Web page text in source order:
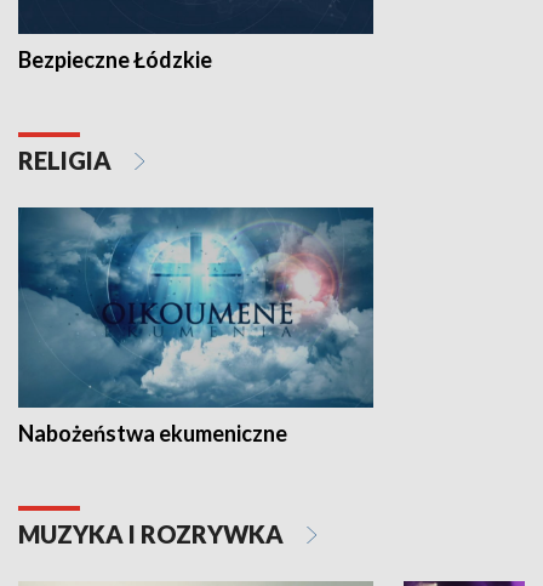
Bezpieczne Łódzkie
RELIGIA
Nabożeństwa ekumeniczne
MUZYKA I ROZRYWKA